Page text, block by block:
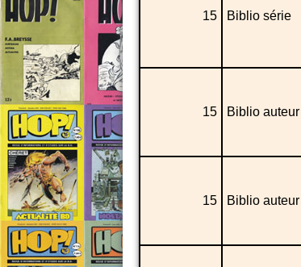
15 Biblio série
15 Biblio auteur
15 Biblio auteur